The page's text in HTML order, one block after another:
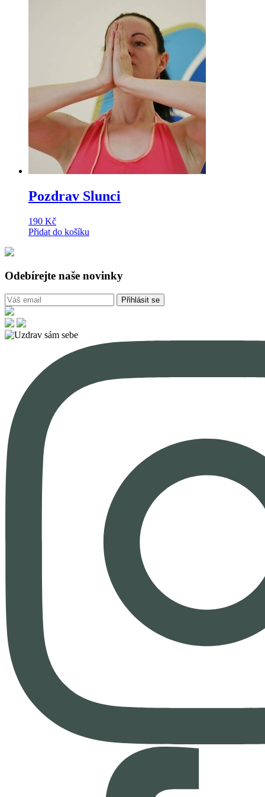
Pozdrav Slunci
190 Kč
Přidat do košíku
Odebírejte naše novinky
Přihlásit se